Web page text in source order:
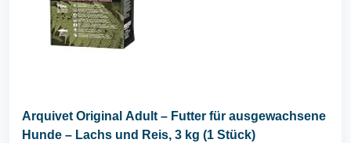
Arquivet Original Adult – Futter für ausgewachsene
Hunde – Lachs und Reis, 3 kg (1 Stück)